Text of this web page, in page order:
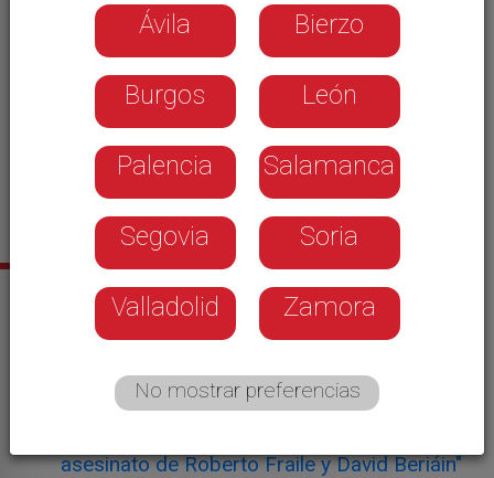
Noticias relacionadas
La realidad que Roberto Fraile y David
Beriáin querían retratar en Burkina Faso
Antonio Menéndez de Zubillaga: "Va a ser
asesinato de Roberto Fraile y David Beriáin"
Ávila Bierzo
Burgos León
Palencia Salamanca
Segovia Soria
Valladolid Zamora
No mostrar preferencias